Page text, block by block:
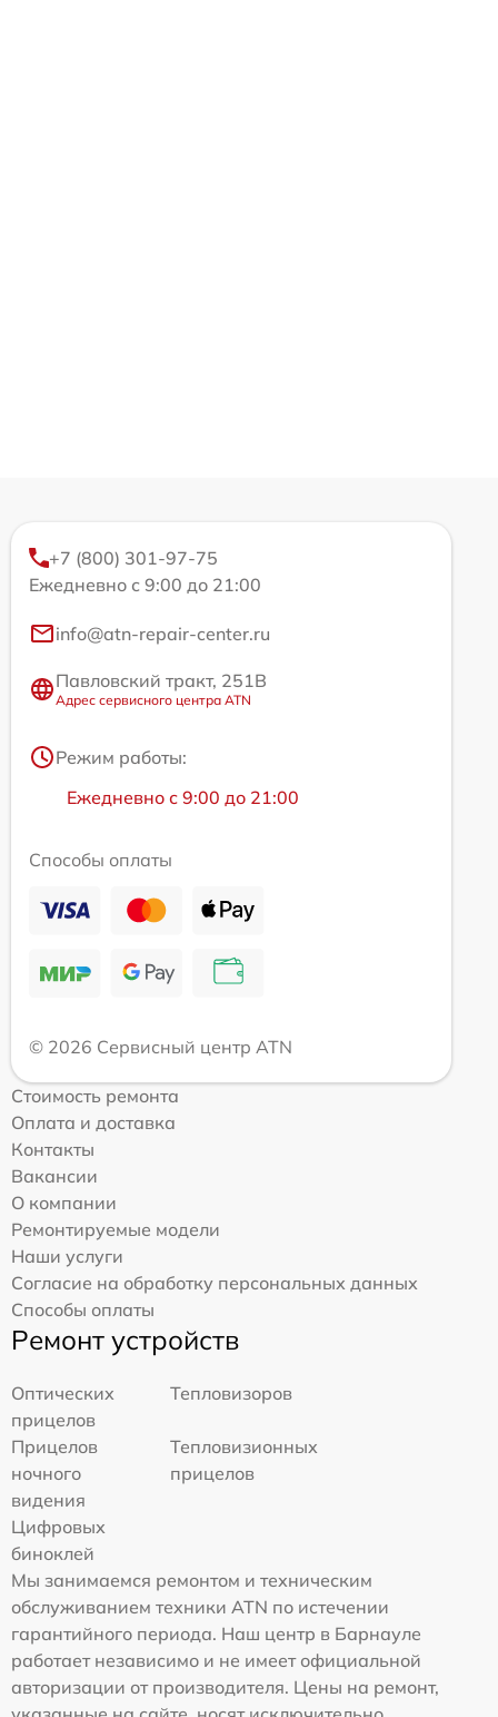
+7 (800) 301-97-75
Ежедневно с 9:00 до 21:00
info@atn-repair-center.ru
Павловский тракт, 251В
Адрес сервисного центра ATN
Режим работы:
Ежедневно с 9:00 до 21:00
Способы оплаты
© 2026 Сервисный центр ATN
Стоимость ремонта
Оплата и доставка
Контакты
Вакансии
О компании
Ремонтируемые модели
Наши услуги
Согласие на обработку персональных данных
Способы оплаты
Ремонт устройств
Оптических
прицелов
Тепловизоров
Прицелов
ночного
видения
Тепловизионных
прицелов
Цифровых
биноклей
Мы занимаемся ремонтом и техническим
обслуживанием техники ATN по истечении
гарантийного периода. Наш центр в Барнауле
работает независимо и не имеет официальной
авторизации от производителя. Цены на ремонт,